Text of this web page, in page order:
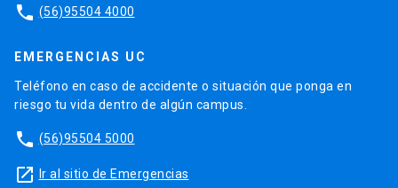
phone (56)95504 4000
EMERGENCIAS UC
Teléfono en caso de accidente o situación que ponga en
riesgo tu vida dentro de algún campus.
phone (56)95504 5000
launch Ir al sitio de Emergencias